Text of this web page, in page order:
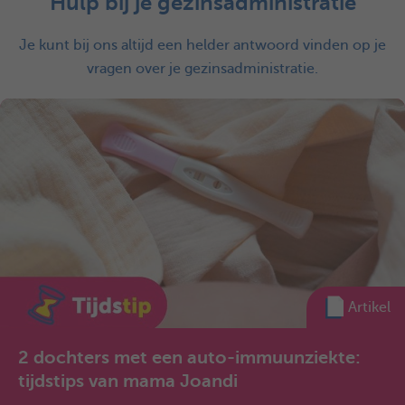
Je kunt bij ons altijd een helder antwoord vinden op je
vragen over je gezinsadministratie.
Artikel
2 dochters met een auto-immuunziekte:
tijdstips van mama Joandi